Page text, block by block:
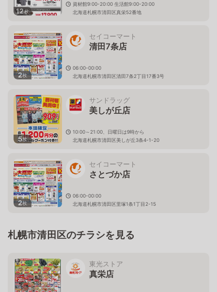
12枚
資材館9:00-20:00 生活館9:00-20:00
北海道札幌市清田区真栄52番地
2枚
セイコーマート
清田7条店
06:00-00:00
北海道札幌市清田区清田7条2丁目17番3号
5枚
サンドラッグ
美しが丘店
10:00～21:00、日曜日は9時から
北海道札幌市清田区美しが丘3条4-1-20
2枚
セイコーマート
さとづか店
06:00-00:00
北海道札幌市清田区里塚1条1丁目2-15
札幌市清田区のチラシを見る
東光ストア
真栄店